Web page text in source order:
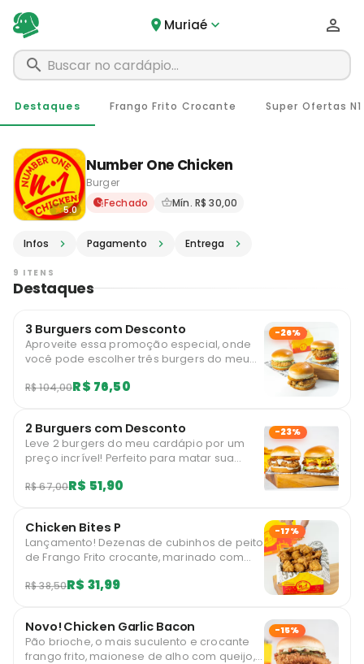
Muriaé
5.0
Number One Chicken
Burger
Delivery em Muriaé - MG ·
Fechado Mín. R$ 30,00
Infos Pagamento Entrega
Destaques Frango Frito Crocante Super Ofertas N1
9 ITENS
Destaques
3 Burguers com Desconto
Aproveite essa promoção especial, onde
você pode escolher três burgers do meu
esta oportunidade de satisfazer seu desejo
R$ 104,00R$ 76,50
-26%
2 Burguers com Desconto
Leve 2 burgers do meu cardápio por um
preço incrível! Perfeito para matar sua
R$ 67,00R$ 51,90
-23%
Chicken Bites P
Lançamento! Dezenas de cubinhos de peito
de Frango Frito crocante, marinado com
único. Experimente!
R$ 38,50R$ 31,99
-17%
Novo! Chicken Garlic Bacon
Pão brioche, o mais suculento e crocante
frango frito, maionese de alho com queijo,
-15%